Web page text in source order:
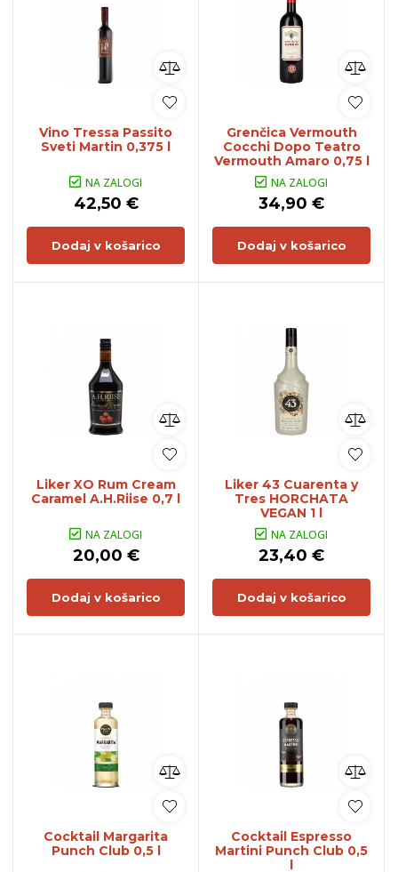
Vino Tressa Passito
Sveti Martin 0,375 l
NA ZALOGI
42,50 €
Dodaj v košarico
Grenčica Vermouth
Cocchi Dopo Teatro
Vermouth Amaro 0,75 l
NA ZALOGI
34,90 €
Dodaj v košarico
Liker XO Rum Cream
Caramel A.H.Riise 0,7 l
NA ZALOGI
20,00 €
Dodaj v košarico
Liker 43 Cuarenta y
Tres HORCHATA
VEGAN 1 l
NA ZALOGI
23,40 €
Dodaj v košarico
Cocktail Margarita
Punch Club 0,5 l
Cocktail Espresso
Martini Punch Club 0,5
l